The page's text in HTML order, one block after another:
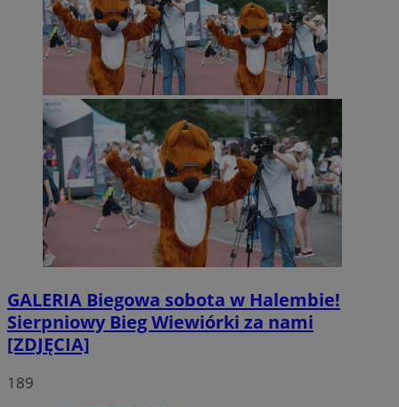
GALERIA Biegowa sobota w Halembie!
Sierpniowy Bieg Wiewiórki za nami
[ZDJĘCIA]
189